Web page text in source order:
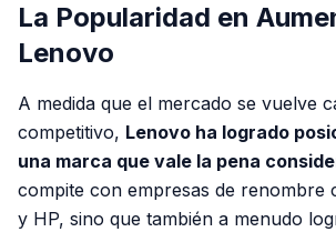
La Popularidad en
Lenovo
A medida que el mercado se vuelve
competitivo, Lenovo ha logrado
una marca que vale la pena
compite con empresas de renombre
y HP, sino que también a menudo